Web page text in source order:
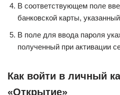
В соответствующем поле
банковской карты,
В поле для ввода пароля
полученный при активации
Как войти в личный
«Открытие»